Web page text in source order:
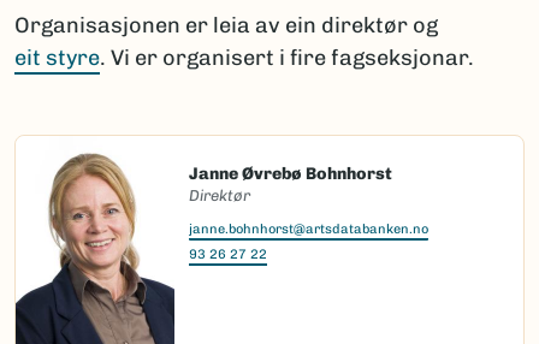
Organisasjonen er leia av ein direktør og
eit styre. Vi er organisert i fire fagseksjonar.
Janne Øvrebø Bohnhorst
Direktør
janne.bohnhorst@artsdatabanken.no
93 26 27 22